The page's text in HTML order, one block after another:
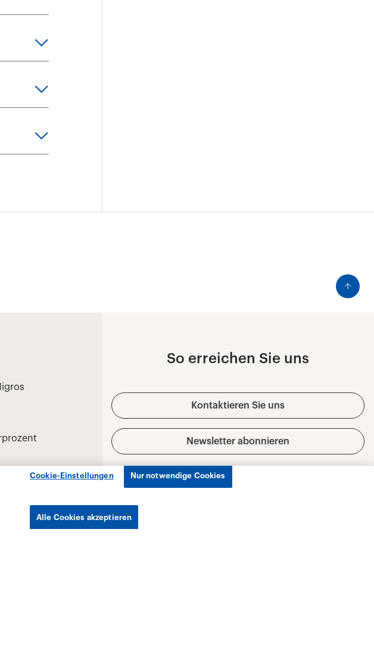
Cookie-Einstellungen Nur notwendige Cookies
Alle Cookies akzeptieren